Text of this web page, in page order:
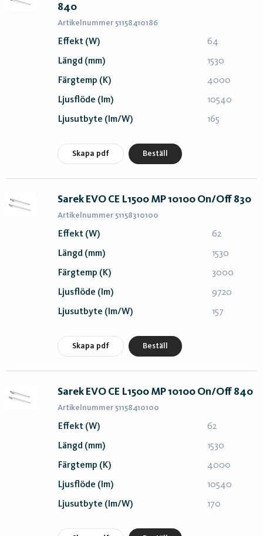
840
Artikelnummer 51158410186
Effekt (W) 64
Längd (mm) 1530
Färgtemp (K) 4000
Ljusflöde (lm) 10540
Ljusutbyte (lm/W) 165
Skapa pdf Beställ
Sarek EVO CE L1500 MP 10100 On/Off 830
Artikelnummer 51158310100
Effekt (W) 62
Längd (mm) 1530
Färgtemp (K) 3000
Ljusflöde (lm) 9720
Ljusutbyte (lm/W) 157
Skapa pdf Beställ
Sarek EVO CE L1500 MP 10100 On/Off 840
Artikelnummer 51158410100
Effekt (W) 62
Längd (mm) 1530
Färgtemp (K) 4000
Ljusflöde (lm) 10540
Ljusutbyte (lm/W) 170